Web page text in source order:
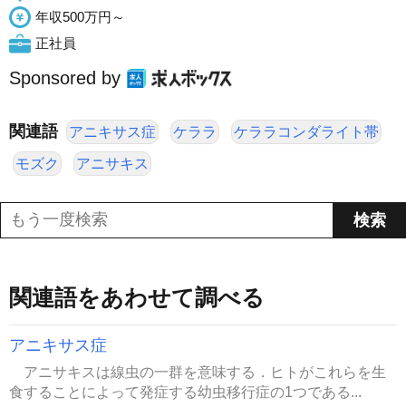
年収500万円～
正社員
Sponsored by
関連語 アニキサス症 ケララ ケララコンダライト帯
モズク アニサキス
関連語をあわせて調べる
アニキサス症
アニサキスは線虫の一群を意味する．ヒトがこれらを生
食することによって発症する幼虫移行症の1つである...